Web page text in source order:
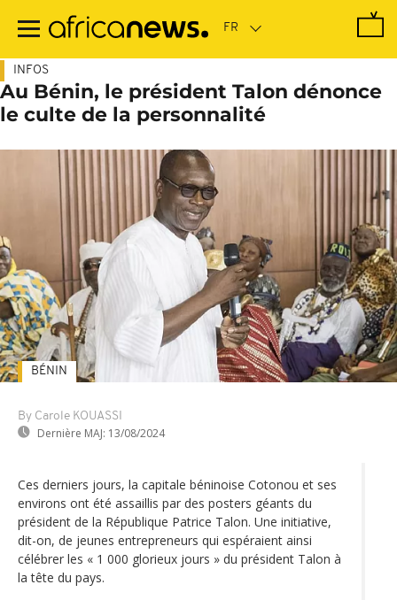
contenu
INFOS
Au Bénin, le président Talon dénonce
le culte de la personnalité
By Carole KOUASSI
Dernière MAJ: 13/08/2024
BÉNIN
Ces derniers jours, la capitale béninoise Cotonou et ses
environs ont été assaillis par des posters géants du
président de la République Patrice Talon. Une initiative,
dit-on, de jeunes entrepreneurs qui espéraient ainsi
célébrer les « 1 000 glorieux jours » du président Talon à
la tête du pays.